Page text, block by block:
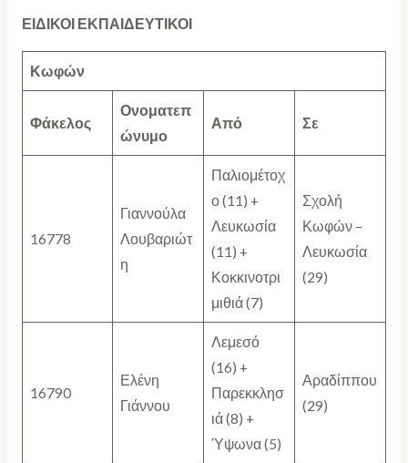
ΕΙΔΙΚΟΙ ΕΚΠΑΙΔΕΥΤΙΚΟΙ
Κωφών
Φάκελος
Ονοματεπ
ώνυμο
Από Σε
16778
Γιαννούλα
Λουβαριώτ
η
Παλιομέτοχ
ο (11) +
Λευκωσία
(11) +
Κοκκινοτρι
μιθιά (7)
Σχολή
Κωφών –
Λευκωσία
(29)
16790
Ελένη
Γιάννου
Λεμεσό
(16) +
Παρεκκλησ
ιά (8) +
Ύψωνα (5)
Αραδίππου
(29)